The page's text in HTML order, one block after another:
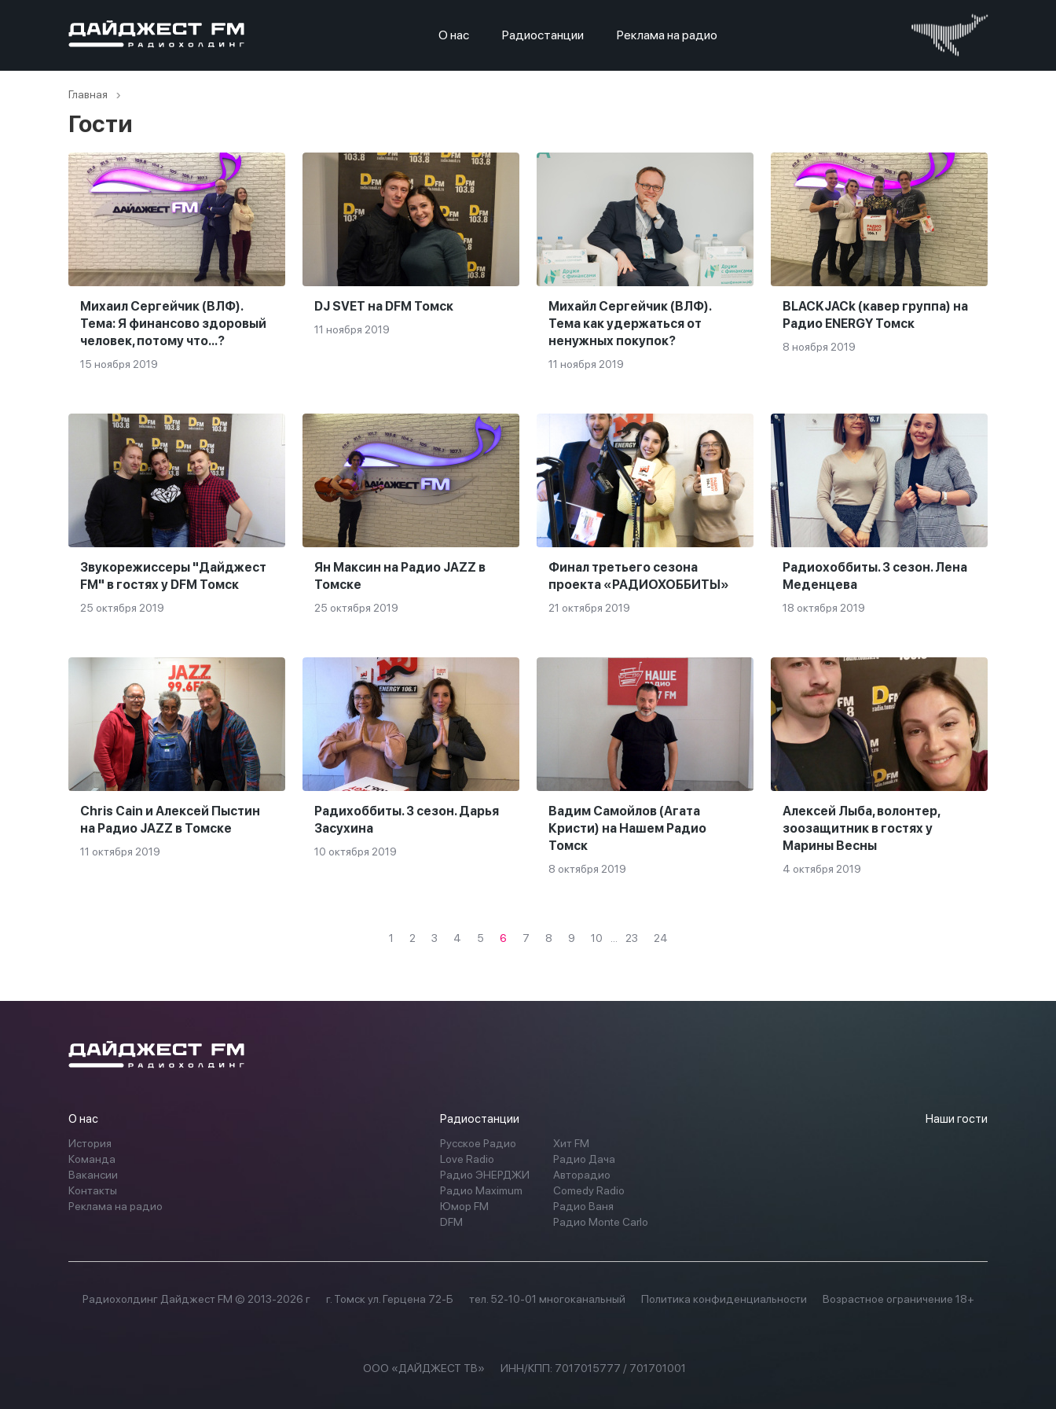
О нас Радиостанции Реклама на радио
Главная
Гости
Михаил Сергейчик (ВЛФ).
Тема: Я финансово здоровый
человек, потому что...?
15 ноября 2019
DJ SVET на DFM Томск
11 ноября 2019
Михайл Сергейчик (ВЛФ).
Тема как удержаться от
ненужных покупок?
11 ноября 2019
BLACKJACk (кавер группа) на
Радио ENERGY Томск
8 ноября 2019
Звукорежиссеры "Дайджест
FM" в гостях у DFM Томск
25 октября 2019
Ян Максин на Радио JAZZ в
Томске
25 октября 2019
Финал третьего сезона
проекта «РАДИОХОББИТЫ»
21 октября 2019
Радиохоббиты. 3 сезон. Лена
Меденцева
18 октября 2019
Сhris Сain и Алексей Пыстин
на Радио JAZZ в Томске
11 октября 2019
Радихоббиты. 3 сезон. Дарья
Засухина
10 октября 2019
Вадим Самойлов (Агата
Кристи) на Нашем Радио
Томск
8 октября 2019
Алексей Лыба, волонтер,
зоозащитник в гостях у
Марины Весны
4 октября 2019
1 2 3 4 5 6 7 8 9 10 23 24
О нас
История
Команда
Вакансии
Контакты
Реклама на радио
Радиостанции
Русское Радио
Love Radio
Радио ЭНЕРДЖИ
Радио Maximum
Юмор FM
DFM
Хит FM
Радио Дача
Авторадио
Comedy Radio
Радио Ваня
Радио Monte Carlo
Наши гости
Радиохолдинг Дайджест FM © 2013-2026 г г. Томск ул. Герцена 72-Б тел. 52-10-01 многоканальный Политика конфиденциальности Возрастное ограничение 18+
ООО «ДАЙДЖЕСТ ТВ» ИНН/КПП: 7017015777 / 701701001